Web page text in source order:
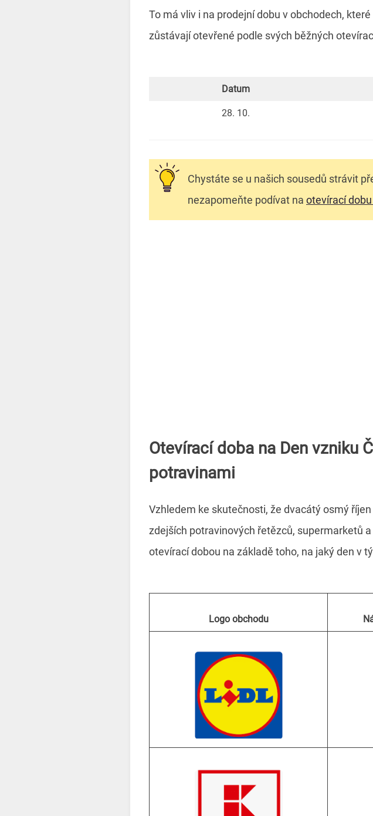
To má vliv i na prodejní dobu v obchodech,
zůstávají otevřené podle svých běžných
Datum
28. 10.
Chystáte se u našich sousedů strávit
nezapomeňte podívat na otevírací
Otevírací doba na Den vzniku
potravinami
Vzhledem ke skutečnosti, že dvacátý osmý
zdejších potravinových řetězců, supermarketů
otevírací dobou na základě toho, na jaký den v
Logo obchodu